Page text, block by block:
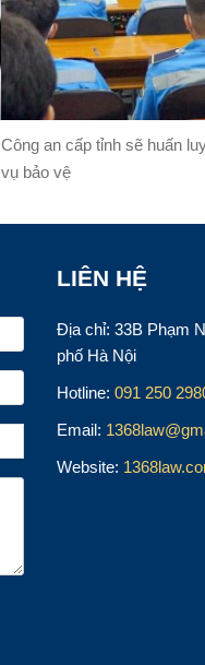
Công an cấp tỉnh sẽ huấn
vụ bảo vệ
LIÊN HỆ
Địa chỉ: 33B Phạm
phố Hà Nội
Hotline: 091 250
Email:
Website: